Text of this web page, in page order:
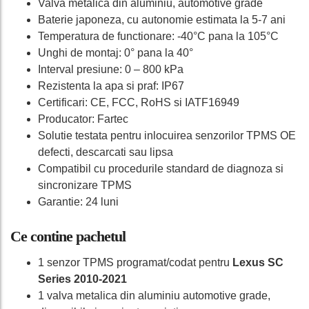
Valva metalica din aluminiu, automotive grade
Baterie japoneza, cu autonomie estimata la 5-7 ani
Temperatura de functionare: -40°C pana la 105°C
Unghi de montaj: 0° pana la 40°
Interval presiune: 0 – 800 kPa
Rezistenta la apa si praf: IP67
Certificari: CE, FCC, RoHS si IATF16949
Producator: Fartec
Solutie testata pentru inlocuirea senzorilor TPMS OE
defecti, descarcati sau lipsa
Compatibil cu procedurile standard de diagnoza si
sincronizare TPMS
Garantie: 24 luni
Ce contine pachetul
1 senzor TPMS programat/codat pentru Lexus SC
Series 2010-2021
1 valva metalica din aluminiu automotive grade,